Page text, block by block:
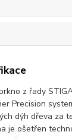
z řady
Precision
dýh dřeva za
je ošetřen